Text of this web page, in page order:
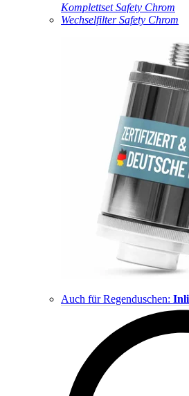
Komplettset Safety Chrom
Wechselfilter Safety Chrom
Auch für Regenduschen: